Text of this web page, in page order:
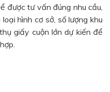
được tư vấn đúng nhu cầu,
hình cơ sở, số lượng khu
giấy cuộn lớn dự kiến để